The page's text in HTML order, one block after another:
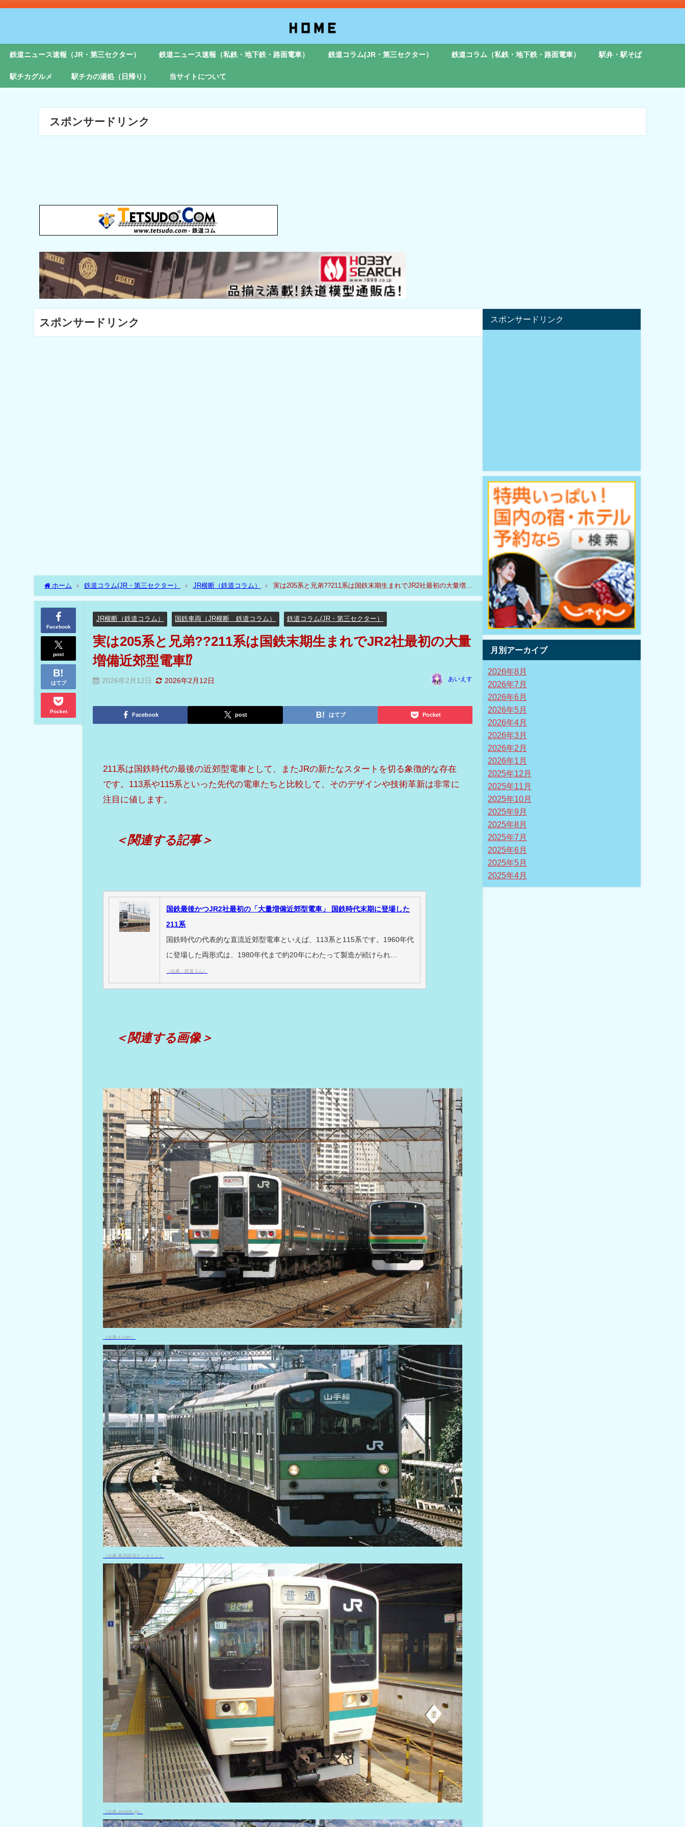
鉄道ニュース速報（JR・第三セクター） 鉄道ニュース速報（私鉄・地下鉄・路面電車） 鉄道コラム(JR・第三セクター） 鉄道コラム（私鉄・地下鉄・路面電車） 駅弁・駅そば
駅チカグルメ 駅チカの湯処（日帰り） 当サイトについて
スポンサードリンク
スポンサードリンク
ホーム 鉄道コラム(JR・第三セクター） JR横断（鉄道コラム）
実は205系と兄弟??211系は国鉄末期生まれでJR2社最初の大量増備
近郊型電車⁉
Facebook
post
はてブ
Pocket
JR横断（鉄道コラム） 国鉄車両（JR横断 鉄道コラム） 鉄道コラム(JR・第三セクター）
実は205系と兄弟??211系は国鉄末期生まれでJR2社最初の大量
増備近郊型電車⁉
2026年2月12日 2026年2月12日 あいえす
Facebook post はてブ Pocket
211系は国鉄時代の最後の近郊型電車として、またJRの新たなスタートを切る象徴的な存在
です。113系や115系といった先代の電車たちと比較して、そのデザインや技術革新は非常に
注目に値します。
＜関連する記事＞
国鉄最後かつJR2社最初の「大量増備近郊型電車」 国鉄時代末期に登場した
211系
国鉄時代の代表的な直流近郊型電車といえば、113系と115系です。1960年代
に登場した両形式は、1980年代まで約20年にわたって製造が続けられ…
（出典：鉄道コム）
＜関連する画像＞
（出典 x.com）
（出典 東洋経済オンライン）
（出典 ameblo.jp）
スポンサードリンク
月別アーカイブ
2026年8月
2026年7月
2026年6月
2026年5月
2026年4月
2026年3月
2026年2月
2026年1月
2025年12月
2025年11月
2025年10月
2025年9月
2025年8月
2025年7月
2025年6月
2025年5月
2025年4月